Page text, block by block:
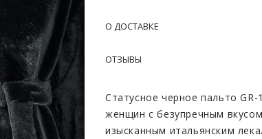
О ДОСТАВКЕ
ОТЗЫВЫ
Статусное черное пальто
женщин с безупречным
изысканным итальянским